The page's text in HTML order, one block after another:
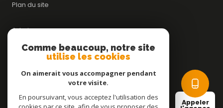
Appeler
Plan du site
Admin
Nos honoraires
Comme beaucoup, notre site
utilise les cookies
On aimerait vous accompagner pendant
votre visite.
En poursuivant, vous acceptez l'utilisation des